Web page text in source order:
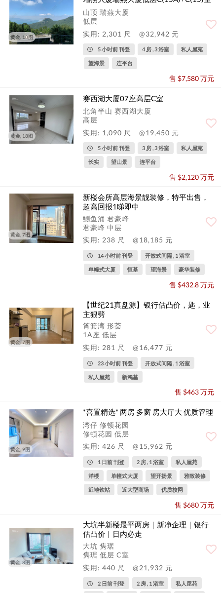
黄金, 10图
山顶 瑞燕大厦
低层
实用: 2,301 尺
@32,942 元
5 小时前 刊登 4 房 , 3 浴室 私人屋苑
望海景 连平台
售 $7,580 万元
黄金, 18图
赛西湖大厦07座高层C室
北角半山 赛西湖大厦
高层
实用: 1,090 尺
@19,450 元
5 小时前 刊登 3 房 , 3 浴室 私人屋苑
长实 望山景 连平台
售 $2,120 万元
黄金, 7图
新楼会所高层海景靓装修，特平出售，
超高回报1睇即中
鰂鱼涌 君豪峰
君豪峰 中层
实用: 238 尺
@18,185 元
14 小时前 刊登 开放式间隔 , 1 浴室
单幢式大厦 恒基 望海景 豪华装修
售 $432.8 万元
黄金, 7图
【世纪21真盘源】银行估凸价，匙，业
主狠劈
筲箕湾 形荟
1A座 低层
实用: 281 尺
@16,477 元
23 小时前 刊登 开放式间隔 , 1 浴室
私人屋苑 新鸿基
售 $463 万元
黄金, 9图
*喜置精选* 两房 多窗 房大厅大 优质管理
湾仔 修顿花园
修顿花园 低层
实用: 426 尺
@15,962 元
1 日前 刊登 2 房 , 1 浴室 私人屋苑
洋楼 单幢式大厦 望开扬景 雅致装修
近地铁站 近大型商场 优质校网
售 $680 万元
黄金, 8图
大坑半新楼最平两房｜新净企理｜银行
估凸价｜日内必走
大坑 隽琚
隽琚 低层 C室
实用: 440 尺
@21,932 元
2 日前 刊登 2 房 , 1 浴室 私人屋苑